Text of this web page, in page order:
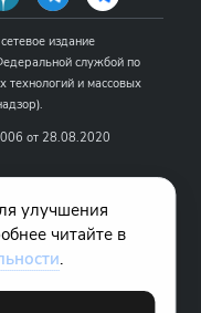
издание
службой по
и массовых
от 28.08.2020
ИП Чамин
"www.sportliga.com":
улучшения
читайте в
.